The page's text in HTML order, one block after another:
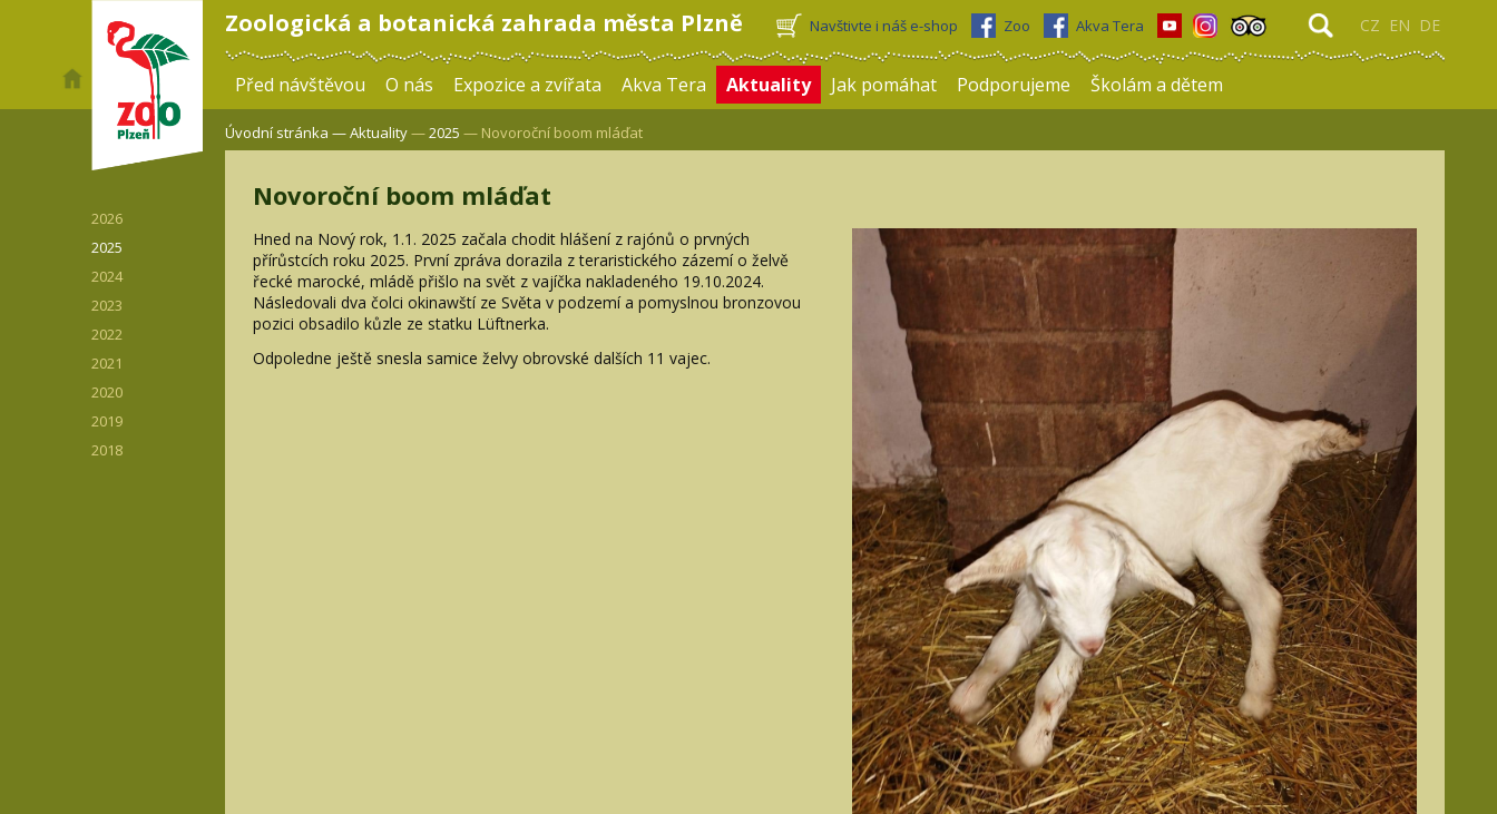
Zoologická a botanická zahrada města Plzně CZ EN DE
Navštivte i náš e-shop Zoo Akva Tera
Před návštěvou O nás Expozice a zvířata Akva Tera Aktuality Jak pomáhat Podporujeme Školám a dětem
2026
2025
2024
2023
2022
2021
2020
2019
2018
Úvodní stránka —Aktuality—2025 — Novoroční boom mláďat
Novoroční boom mláďat
Hned na Nový rok, 1.1. 2025 začala chodit hlášení z rajónů o prvných
přírůstcích roku 2025. První zpráva dorazila z teraristického zázemí o želvě
řecké marocké, mládě přišlo na svět z vajíčka nakladeného 19.10.2024.
Následovali dva čolci okinawští ze Světa v podzemí a pomyslnou bronzovou
pozici obsadilo kůzle ze statku Lüftnerka.
Odpoledne ještě snesla samice želvy obrovské dalších 11 vajec.